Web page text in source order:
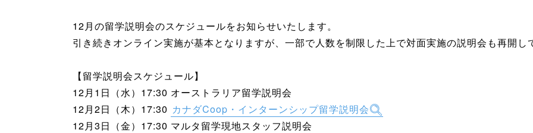
12月の留学説明会のスケジュールをお知らせいたします。
引き続きオンライン実施が基本となりますが、一部で人数を制限した上で対面実施の説明会も再開し
【留学説明会スケジュール】
12月1日（水）17:30 オーストラリア留学説明会
12月2日（木）17:30 カナダCoop・インターンシップ留学説明会
12月3日（金）17:30 マルタ留学現地スタッフ説明会